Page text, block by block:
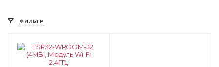
ФИЛЬТР
Цвет